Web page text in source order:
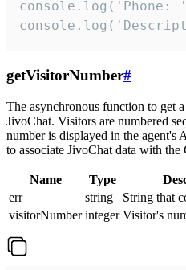
console.log('Phone:
getVisitorNumber#
The asynchronous function to get
JivoChat. Visitors are numbered
number is displayed in the agent's
to associate JivoChat data with the
Name Type
err
string
String that
visitorNumber integer Visitor's